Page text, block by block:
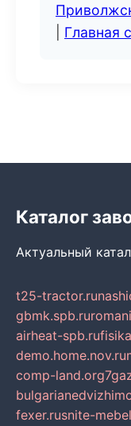
Главная
Каталог
Актуальный
t25-tractor.ru
gbmk.spb.ru
airheat-spb.ru
demo.home.nov.ru
comp-land.org
fexer.rusnite-